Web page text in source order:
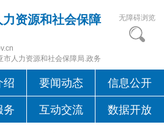
资源和社会保障
市人力资源和社会保障局.政务
无障碍浏览
绍 要闻动态 信息公开
务 互动交流 数据开放